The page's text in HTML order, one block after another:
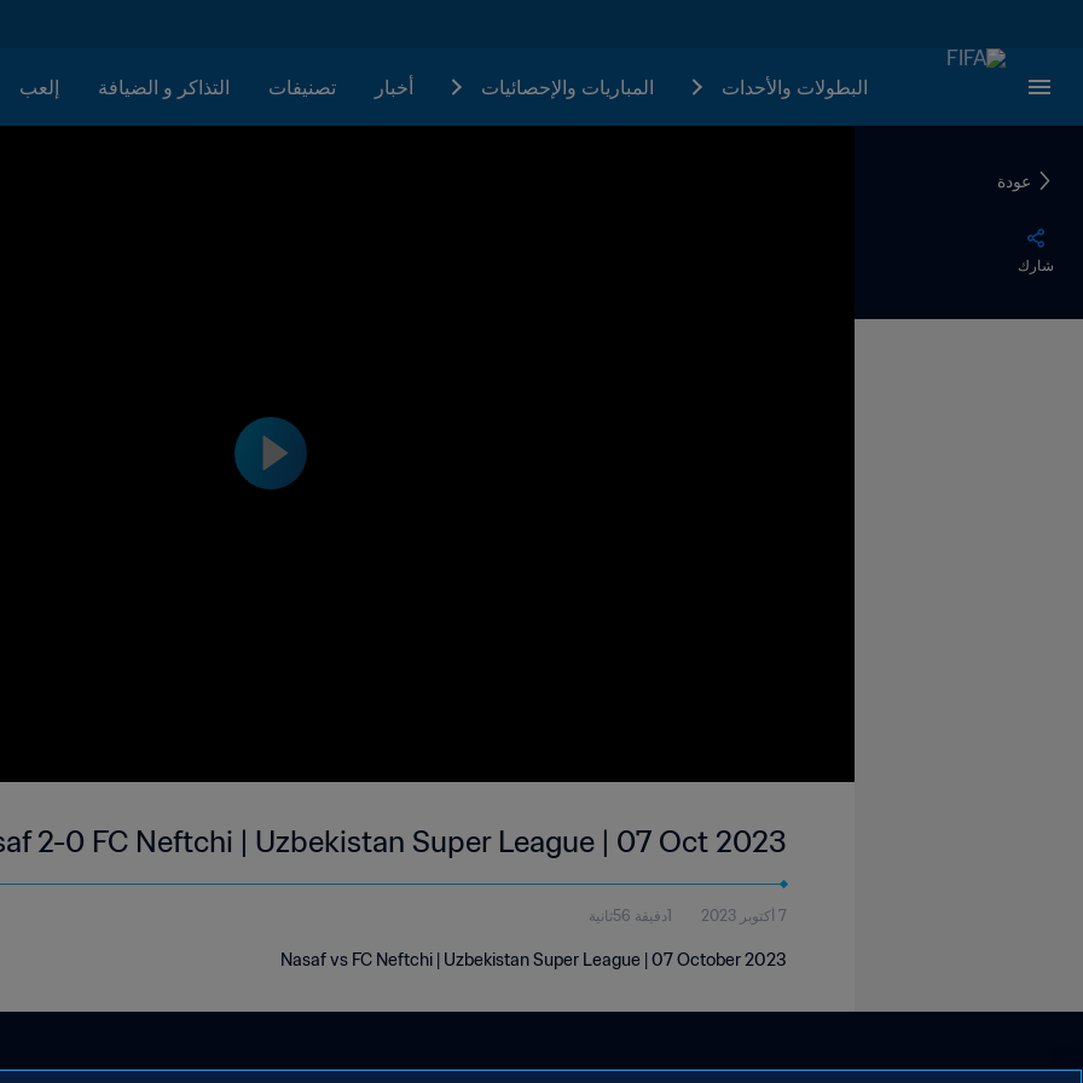
البطولات والأحدات المباريات والإحصائيات أخبار تصنيفات التذاكر و الضيافة إلعب
عودة
شارك
2-0 FC Neftchi | Uzbekistan Super League | 07 Oct 2023
7 أكتوبر 2023 1دقيقة 56ثانية
Nasaf vs FC Neftchi | Uzbekistan Super League | 07 October 2023